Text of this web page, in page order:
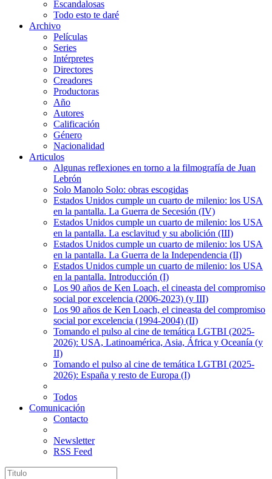
Escandalosas
Todo esto te daré
Archivo
Películas
Series
Intérpretes
Directores
Creadores
Productoras
Año
Autores
Calificación
Género
Nacionalidad
Articulos
Algunas reflexiones en torno a la filmografía de Juan
Lebrón
Solo Manolo Solo: obras escogidas
Estados Unidos cumple un cuarto de milenio: los USA
en la pantalla. La Guerra de Secesión (IV)
Estados Unidos cumple un cuarto de milenio: los USA
en la pantalla. La esclavitud y su abolición (III)
Estados Unidos cumple un cuarto de milenio: los USA
en la pantalla. La Guerra de la Independencia (II)
Estados Unidos cumple un cuarto de milenio: los USA
en la pantalla. Introducción (I)
Los 90 años de Ken Loach, el cineasta del compromiso
social por excelencia (2006-2023) (y III)
Los 90 años de Ken Loach, el cineasta del compromiso
social por excelencia (1994-2004) (II)
Tomando el pulso al cine de temática LGTBI (2025-
2026): USA, Latinoamérica, Asia, África y Oceanía (y
II)
Tomando el pulso al cine de temática LGTBI (2025-
2026): España y resto de Europa (I)
Todos
Comunicación
Contacto
Newsletter
RSS Feed